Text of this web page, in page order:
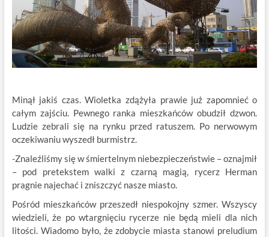
Minął jakiś czas. Wioletka zdążyła prawie już zapomnieć o
całym zajściu. Pewnego ranka mieszkańców obudził dzwon.
Ludzie zebrali się na rynku przed ratuszem. Po nerwowym
oczekiwaniu wyszedł burmistrz.
-Znaleźliśmy się w śmiertelnym niebezpieczeństwie – oznajmił
– pod pretekstem walki z czarną magią, rycerz Herman
pragnie najechać i zniszczyć nasze miasto.
Pośród mieszkańców przeszedł niespokojny szmer. Wszyscy
wiedzieli, że po wtargnięciu rycerze nie będą mieli dla nich
litości. Wiadomo było, że zdobycie miasta stanowi preludium